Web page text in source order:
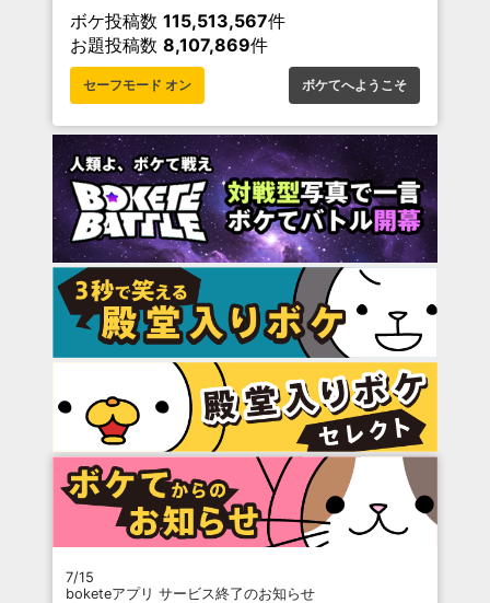
ボケ投稿数 115,513,567件
お題投稿数 8,107,869件
セーフモード オン ボケてへようこそ
7/15
boketeアプリ サービス終了のお知らせ